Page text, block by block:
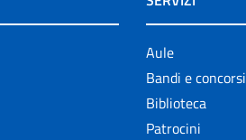
Aule
Bandi e concorsi
Biblioteca
Patrocini